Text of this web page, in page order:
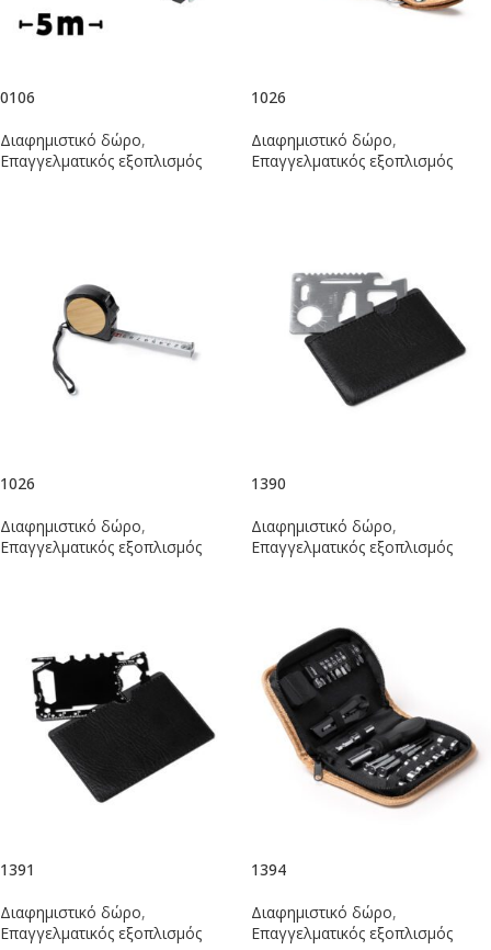
0106
Διαφημιστικό δώρο,
Επαγγελματικός εξοπλισμός
1026
Διαφημιστικό δώρο,
Επαγγελματικός εξοπλισμός
1026
Διαφημιστικό δώρο,
Επαγγελματικός εξοπλισμός
1390
Διαφημιστικό δώρο,
Επαγγελματικός εξοπλισμός
1391
Διαφημιστικό δώρο,
Επαγγελματικός εξοπλισμός
1394
Διαφημιστικό δώρο,
Επαγγελματικός εξοπλισμός